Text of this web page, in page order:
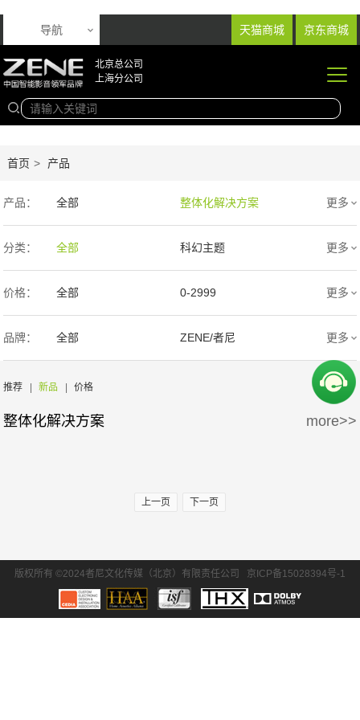
天猫商城 京东商城
导航
北京总公司
上海分公司
首页 > 产品
产品： 全部 整体化解决方案
音响产品 投影产品
专业扩声音箱 幕布产品
声学产品 智能产品
周边产品
更多
分类： 全部 科幻主题
欧式 新中式
现代简约 简欧
更多
价格： 全部 0-2999
3000-9999 1万-5万
5万-15万
30万-50万
更多
品牌： 全部 ZENE/者尼 更多
推荐 | 新品 | 价格
整体化解决方案 more>>
上一页 下一页
版权所有 ©2024者尼文化传媒（北京）有限责任公司 京ICP备15028394号-1